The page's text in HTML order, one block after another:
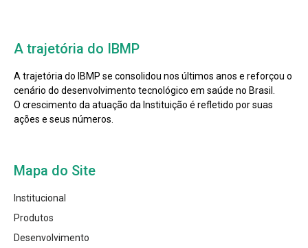
A trajetória do IBMP
A trajetória do IBMP se consolidou nos últimos anos e reforçou o
cenário do desenvolvimento tecnológico em saúde no Brasil.
O crescimento da atuação da Instituição é refletido por suas
ações e seus números.
Mapa do Site
Institucional
Produtos
Desenvolvimento